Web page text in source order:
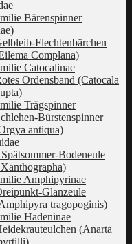
Bärenspinner
Flechtenbärchen
Complana)
Catocalinae
Ordensband (Catocala
Trägspinner
Bürstenspinner
antiqua)
Bodeneule
Amphipyrinae
Glanzeule
tragopoginis)
Hadeninae
(Anarta